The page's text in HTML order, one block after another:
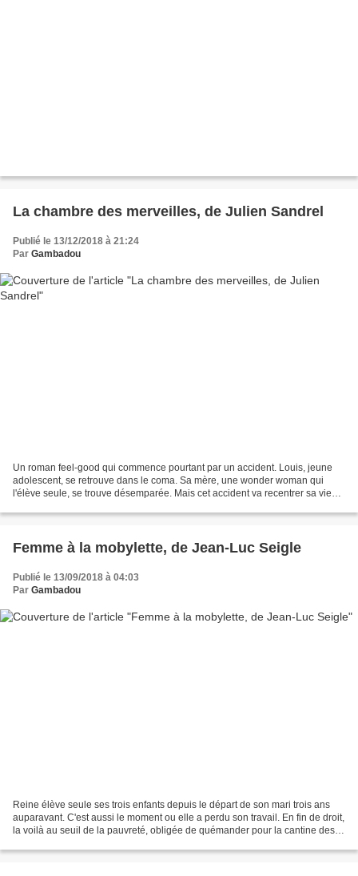
La chambre des merveilles, de Julien Sandrel
Publié le 13/12/2018 à 21:24
Par Gambadou
Un roman feel-good qui commence pourtant par un accident. Louis, jeune
adolescent, se retrouve dans le coma. Sa mère, une wonder woman qui
l'élève seule, se trouve désemparée. Mais cet accident va recentrer sa vie
Femme à la mobylette, de Jean-Luc Seigle
Publié le 13/09/2018 à 04:03
Par Gambadou
Reine élève seule ses trois enfants depuis le départ de son mari trois ans
auparavant. C'est aussi le moment ou elle a perdu son travail. En fin de droit,
la voilà au seuil de la pauvreté, obligée de quémander pour la cantine des